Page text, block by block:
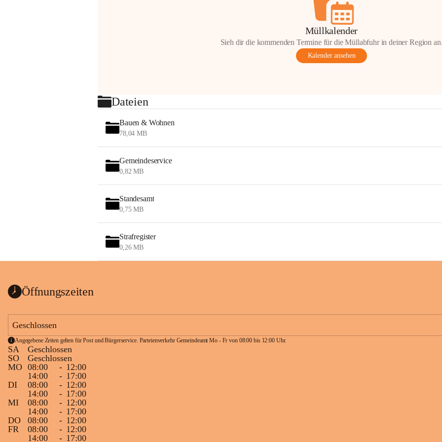
Müllkalender
Sieh dir die kommenden Termine für die Müllabfuhr in deiner Region
Kalender ansehen
Dateien
Bauen & Wohnen
78,04 MB
Gemeindeservice
0,82 MB
Standesamt
0,75 MB
Strafregister
0,26 MB
Öffnungszeiten
Geschlossen
Angegebene Zeiten gelten für Post und Bürgerservice. Parteienverkehr Gemeindeamt Mo - Fr von 08:00 bis 12:00 Uhr.
SA
Geschlossen
SO
Geschlossen
MO 08:00 - 12:00
14:00
- 17:00
DI
08:00 - 12:00
14:00
- 17:00
MI
08:00 - 12:00
14:00
- 17:00
DO
08:00 - 12:00
FR
08:00 - 12:00
14:00
- 17:00